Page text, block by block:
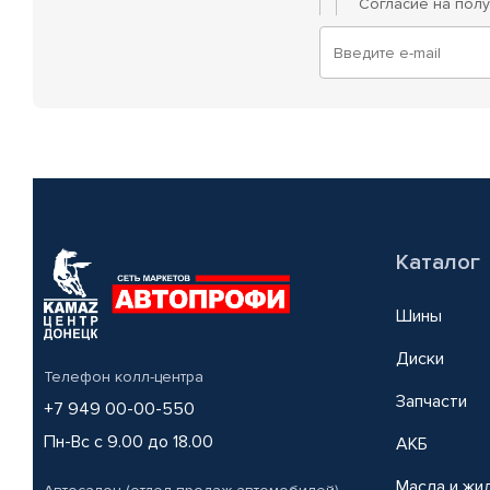
Согласие на
Телефон колл-центра
+7 949 00-00-550
Пн-Вс с 9.00 до 18.00
Каталог
Шины
Диски
Запчасти
АКБ